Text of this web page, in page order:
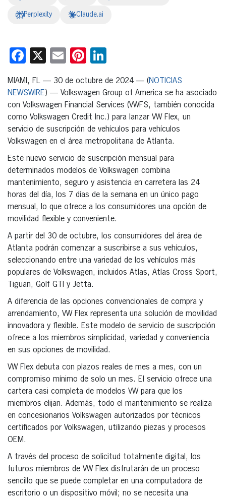
Perplexity Claude.ai
Facebook
X EmailPinterest
MIAMI, FL — 30 de octubre de 2024 — (NOTICIAS
NEWSWIRE) — Volkswagen Group of America se ha asociado
con Volkswagen Financial Services (VWFS, también conocida
como Volkswagen Credit Inc.) para lanzar VW Flex, un
servicio de suscripción de vehículos para vehículos
Volkswagen en el área metropolitana de Atlanta.
Este nuevo servicio de suscripción mensual para
determinados modelos de Volkswagen combina
mantenimiento, seguro y asistencia en carretera las 24
horas del día, los 7 días de la semana en un único pago
mensual, lo que ofrece a los consumidores una opción de
movilidad flexible y conveniente.
A partir del 30 de octubre, los consumidores del área de
Atlanta podrán comenzar a suscribirse a sus vehículos,
seleccionando entre una variedad de los vehículos más
populares de Volkswagen, incluidos Atlas, Atlas Cross Sport,
Tiguan, Golf GTI y Jetta.
A diferencia de las opciones convencionales de compra y
arrendamiento, VW Flex representa una solución de movilidad
innovadora y flexible. Este modelo de servicio de suscripción
ofrece a los miembros simplicidad, variedad y conveniencia
en sus opciones de movilidad.
VW Flex debuta con plazos reales de mes a mes, con un
compromiso mínimo de solo un mes. El servicio ofrece una
cartera casi completa de modelos VW para que los
miembros elijan. Además, todo el mantenimiento se realiza
en concesionarios Volkswagen autorizados por técnicos
certificados por Volkswagen, utilizando piezas y procesos
OEM.
A través del proceso de solicitud totalmente digital, los
futuros miembros de VW Flex disfrutarán de un proceso
sencillo que se puede completar en una computadora de
escritorio o un dispositivo móvil; no se necesita una